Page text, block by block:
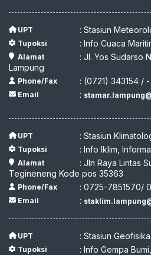
UPT : Stasiun
Tupoksi : Info Cuaca
Alamat
: Jl. Yos Sudarso
Lampung
Phone/Fax : (0721) 343154 / -
Email :
UPT : Stasiun
Tupoksi : Info Iklim,
Alamat
: Jln Raya Lintas
Tegineneng Kode pos 35363
Phone/Fax : 0725-7851570/
Email :
UPT : Stasiun
Tupoksi : Info Gempa